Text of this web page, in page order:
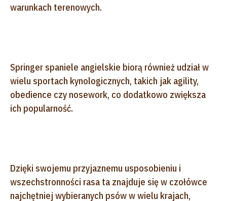
warunkach terenowych.
Springer spaniele angielskie biorą również udział w
wielu sportach kynologicznych, takich jak agility,
obedience czy nosework, co dodatkowo zwiększa
ich popularność.
Dzięki swojemu przyjaznemu usposobieniu i
wszechstronności rasa ta znajduje się w czołówce
najchętniej wybieranych psów w wielu krajach,